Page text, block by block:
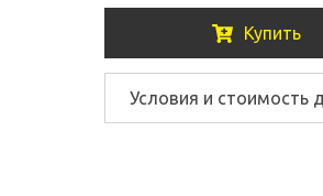
Купить
Условия и стоимость